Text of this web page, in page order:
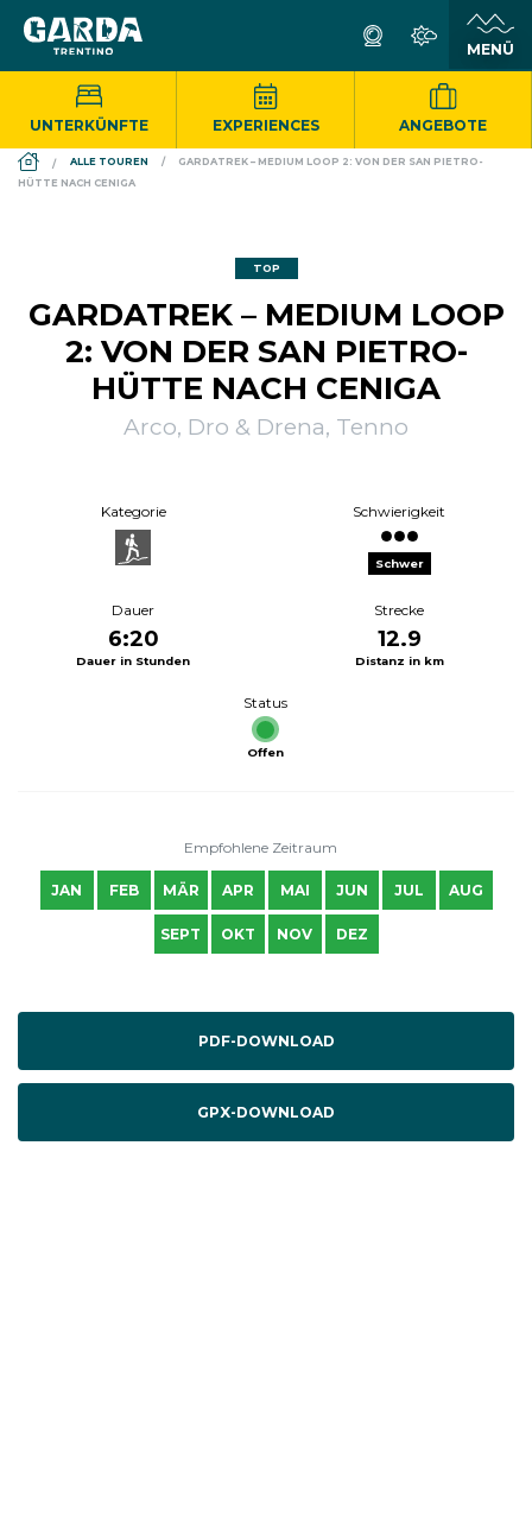
UNTERKÜNFTE EXPERIENCES ANGEBOTE
DS_BREADCRUMB.HOME
ALLE TOUREN
GARDATREK – MEDIUM LOOP 2: VON DER SAN PIETRO-
HÜTTE NACH CENIGA
TOP
GARDATREK – MEDIUM LOOP
2: VON DER SAN PIETRO-
HÜTTE NACH CENIGA
Arco, Dro & Drena, Tenno
Kategorie Schwierigkeit
Schwer
Dauer
6:20
Dauer in Stunden
Strecke
12.9
Distanz in km
Status
Offen
Empfohlene Zeitraum
JAN FEB MÄR APR MAI JUN JUL AUG
SEPT OKT NOV DEZ
PDF-DOWNLOAD
GPX-DOWNLOAD